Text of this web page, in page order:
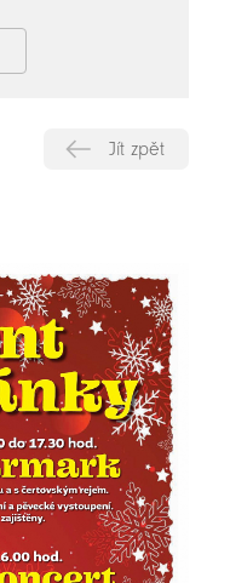
Jít zpět